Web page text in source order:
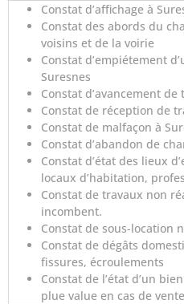
Constat d’affichage à
Constat des abords du
voisins et de la voirie
Constat d’empiétement
Suresnes
Constat d’avancement de
Constat de réception de
Constat de malfaçon à
Constat d’abandon de
Constat d’état des lieux
locaux d’habitation,
Constat de travaux non
incombent.
Constat de sous-location
Constat de dégâts
fissures, écroulements
Constat de l’état d’un
plue value en cas de vente